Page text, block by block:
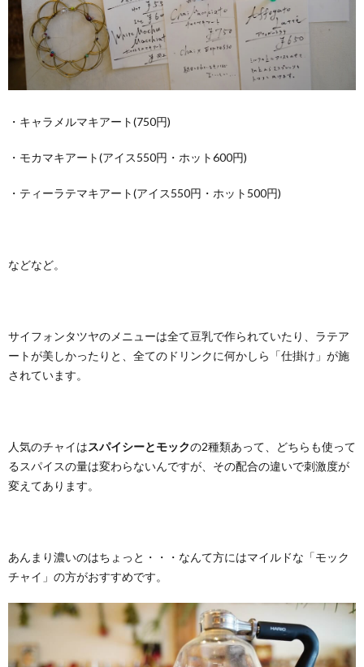
・キャラメルマキアート(750円)
・モカマキアート(アイス550円・ホット600円)
・ティーラテマキアート(アイス550円・ホット500円)
などなど。
サイフォンタツヤのメニューは全て豆乳で作られていたり、ラテア
ートが美しかったりと、全てのドリンクに何かしら「仕掛け」が施
されています。
人気のチャイはスパイシーとモックの2種類あって、どちらも使って
るスパイスの量は変わらないんですが、その配合の違いで刺激度が
変えてあります。
あんまり濃いのはちょっと・・・なんて方にはマイルドな「モック
チャイ」の方がおすすめです。